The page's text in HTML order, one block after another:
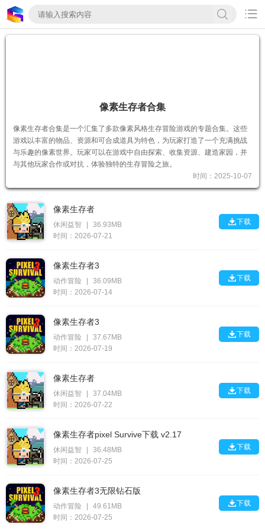

像素生存者合集
像素生存者合集是一个汇集了多款像素风格生存冒险游戏的专题合集。这些
游戏以丰富的物品、资源和可合成道具为特色，为玩家打造了一个充满挑战
与乐趣的像素世界。玩家可以在游戏中自由探索、收集资源、建造家园，并
与其他玩家合作或对抗，体验独特的生存冒险之旅。
时间：2025-10-07
像素生存者
休闲益智
36.93MB
时间：2026-07-21
下载
像素生存者3
动作冒险
36.09MB
时间：2026-07-14
下载
像素生存者3
动作冒险
37.67MB
时间：2026-07-19
下载
像素生存者
休闲益智
37.04MB
时间：2026-07-22
下载
像素生存者pixel Survive下载 v2.17
休闲益智
36.48MB
时间：2026-07-25
下载
像素生存者3无限钻石版
动作冒险
49.61MB
时间：2026-07-25
下载